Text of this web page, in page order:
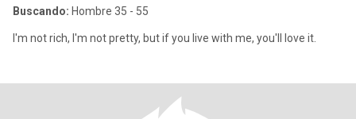
Buscando: Hombre 35 - 55
I'm not rich, I'm not pretty, but if you live with me, you'll love it.